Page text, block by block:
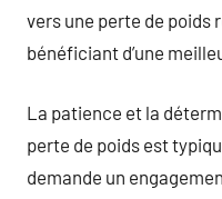
vers une perte de poids
bénéficiant d’une
La patience et la
perte de poids est
demande un